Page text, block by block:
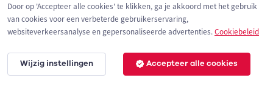
200 m
Door op 'Accepteer alle cookies' te klikken, ga je akkoord met het gebruik
van cookies voor een verbeterde gebruikerservaring,
websiteverkeersanalyse en gepersonaliseerde advertenties.Cookiebeleid
Wijzig instellingen Accepteer alle cookies